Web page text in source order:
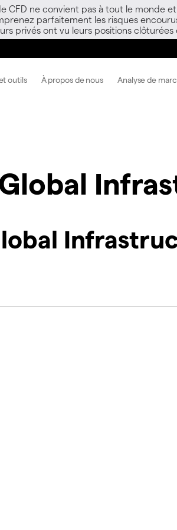
CFD ne convient pas à tout le monde
parfaitement les risques
privés ont vu leurs positions
outils À propos de nous Analyse de